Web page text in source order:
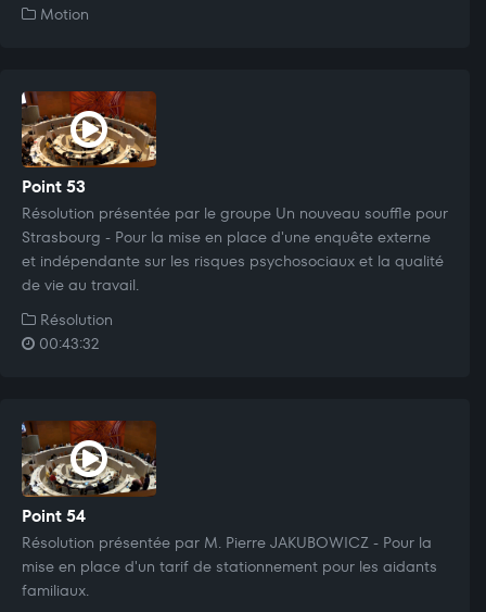
Motion
Point 53
Résolution présentée par le groupe Un nouveau souffle pour
Strasbourg - Pour la mise en place d'une enquête externe
et indépendante sur les risques psychosociaux et la qualité
de vie au travail.
Résolution
00:43:32
Point 54
Résolution présentée par M. Pierre JAKUBOWICZ - Pour la
mise en place d'un tarif de stationnement pour les aidants
familiaux.